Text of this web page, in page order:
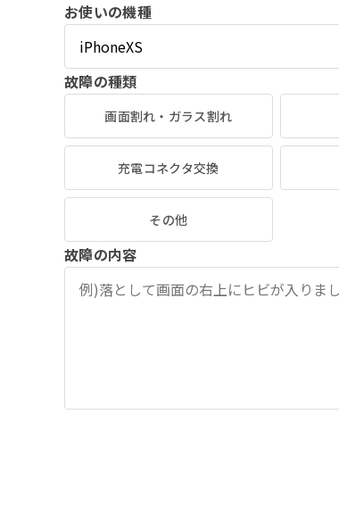
お使いの機種
故障の種類
画面割れ・ガラス割れ
充電コネクタ交換
その他
故障の内容